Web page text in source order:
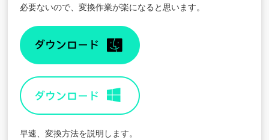
必要ないので、変換作業が楽になると思います。
早速、変換方法を説明します。